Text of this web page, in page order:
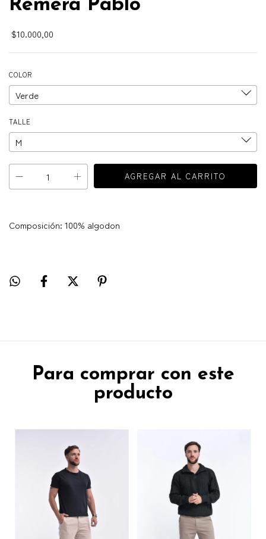
Remera Pablo
$10.000,00
COLOR
TALLE
Composición: 100% algodon
Para comprar con este
producto